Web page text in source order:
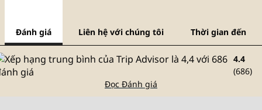
Đánh giá Liên hệ với chúng tôi Thời gian đến
4.4
(686)
Đọc Đánh giá